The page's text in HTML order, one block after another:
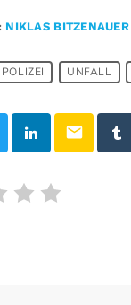
NIKLAS BITZENAUER
POLIZEI UNFALL
email